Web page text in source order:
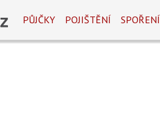
PŮJČKY POJIŠTĚNÍ SPOŘENÍ